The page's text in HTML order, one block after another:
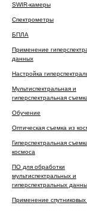
SWIR-камеры
Спектрометры
БПЛА
Применение
данных
Настройка
Мультиспектральная и
гиперспектральная
Обучение
Оптическая съемка из
Гиперспектральная
космоса
ПО для обработки
мультиспектральных и
гиперспектральных
Применение спутниковых